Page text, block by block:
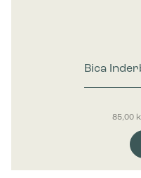
Bica
85,00